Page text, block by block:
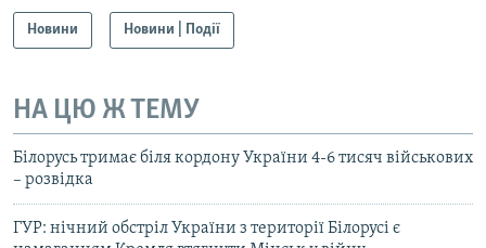
Новини Новини | Події
НА ЦЮ Ж ТЕМУ
Білорусь тримає біля кордону України 4-6 тисяч військових
– розвідка
ГУР: нічний обстріл України з території Білорусі є